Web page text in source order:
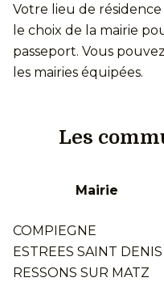
Votre lieu de
le choix de la mairie
passeport. Vous
les mairies équipées.
Les
Mairie
COMPIEGNE
ESTREES SAINT DENIS
RESSONS SUR MATZ